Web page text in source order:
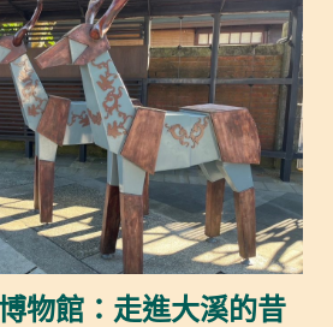
物館：走進大溪的昔